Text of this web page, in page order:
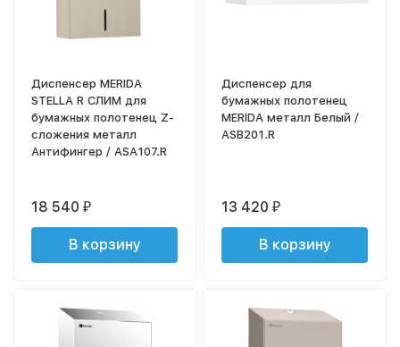
Диспенсер MERIDA
STELLA R СЛИМ для
бумажных полотенец Z-
сложения металл
Антифингер / ASA107.R
18 540₽
В корзину
Диспенсер для
бумажных полотенец
MERIDA металл Белый /
ASB201.R
13 420₽
В корзину